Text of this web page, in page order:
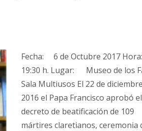
Fecha: 6 de Octubre 2017
19:30 h. Lugar: Museo de los
Sala Multiusos El 22 de
2016 el Papa Francisco aprobó el
decreto de beatificación de 109
mártires claretianos, ceremonia